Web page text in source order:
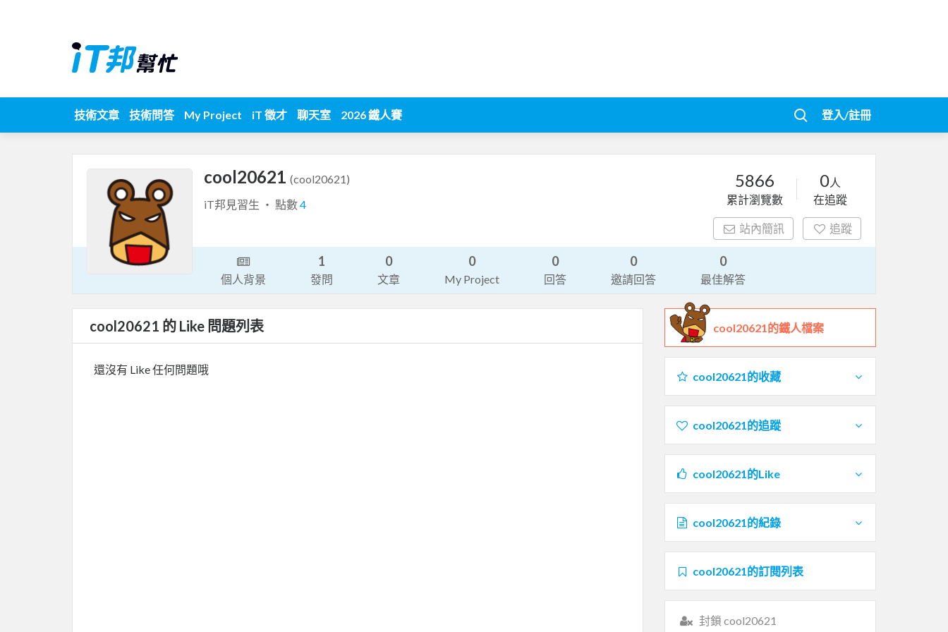
技術文章 技術問答 My Project iT 徵才 聊天室 2026 鐵人賽 登入/註冊
cool20621 (cool20621)
iT邦見習生 ‧ 點數4
5866
累計瀏覽數
0人
在追蹤
站內簡訊 追蹤
個人背景
1
發問
0
文章
0
My Project
0
回答
0
邀請回答
0
最佳解答
cool20621 的 Like 問題列表
還沒有 Like 任何問題哦
cool20621的鐵人檔案
cool20621的收藏
cool20621的追蹤
cool20621的Like
cool20621的紀錄
cool20621的訂閱列表
封鎖 cool20621